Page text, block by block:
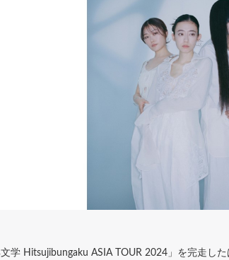
学 Hitsujibungaku ASIA TOUR 2024」を完走し